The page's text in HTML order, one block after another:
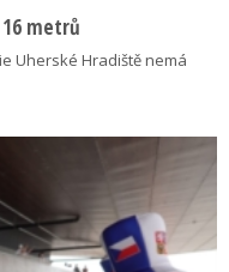
metrů
Uherské Hradiště nemá